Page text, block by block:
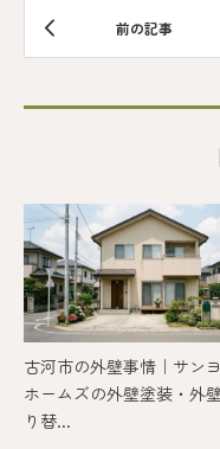
古河市の外壁事情｜サン
ホームズの外壁塗装・外
り替...